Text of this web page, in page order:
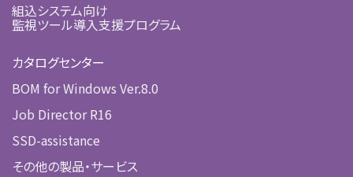
組込システム向け
監視ツール導入支援プログラム
カタログセンター
BOM for Windows Ver.8.0
Job Director R16
SSD-assistance
その他の製品・サービス